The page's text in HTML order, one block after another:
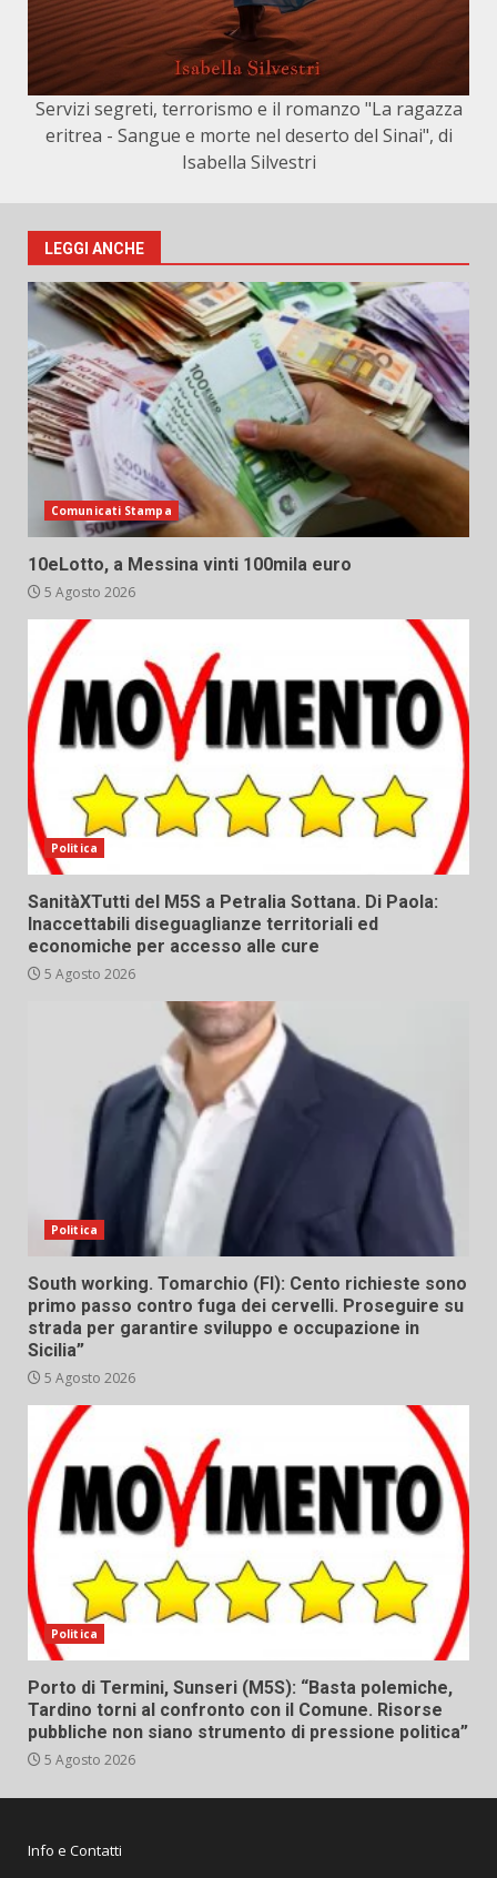
Servizi segreti, terrorismo e il romanzo "La ragazza
eritrea - Sangue e morte nel deserto del Sinai", di
Isabella Silvestri
LEGGI ANCHE
Comunicati Stampa
10eLotto, a Messina vinti 100mila euro
5 Agosto 2026
Politica
SanitàXTutti del M5S a Petralia Sottana. Di Paola:
Inaccettabili diseguaglianze territoriali ed
economiche per accesso alle cure
5 Agosto 2026
Politica
South working. Tomarchio (FI): Cento richieste sono
primo passo contro fuga dei cervelli. Proseguire su
strada per garantire sviluppo e occupazione in
Sicilia”
5 Agosto 2026
Politica
Porto di Termini, Sunseri (M5S): “Basta polemiche,
Tardino torni al confronto con il Comune. Risorse
pubbliche non siano strumento di pressione politica”
5 Agosto 2026
Info e Contatti